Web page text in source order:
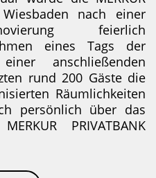
nach einer
feierlich
eines Tags der
anschließenden
rund 200 Gäste die
Räumlichkeiten
persönlich über das
PRIVATBANK